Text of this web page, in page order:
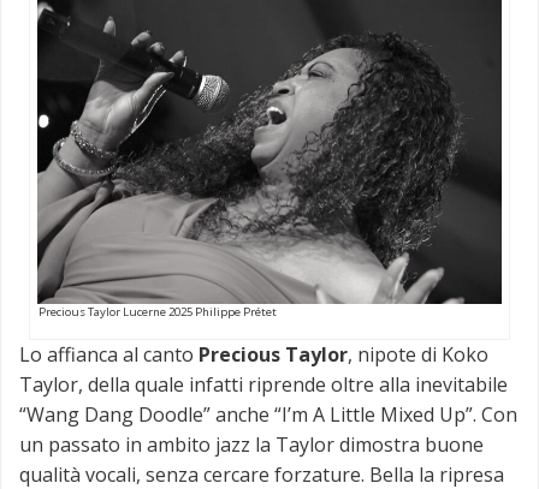
Precious Taylor Lucerne 2025 Philippe Prétet
Lo affianca al canto Precious Taylor, nipote di Koko
Taylor, della quale infatti riprende oltre alla inevitabile
“Wang Dang Doodle” anche “I’m A Little Mixed Up”. Con
un passato in ambito jazz la Taylor dimostra buone
qualità vocali, senza cercare forzature. Bella la ripresa